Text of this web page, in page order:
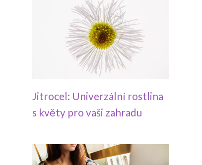
Jitrocel: Univerzální rostlina
s květy pro vaši zahradu